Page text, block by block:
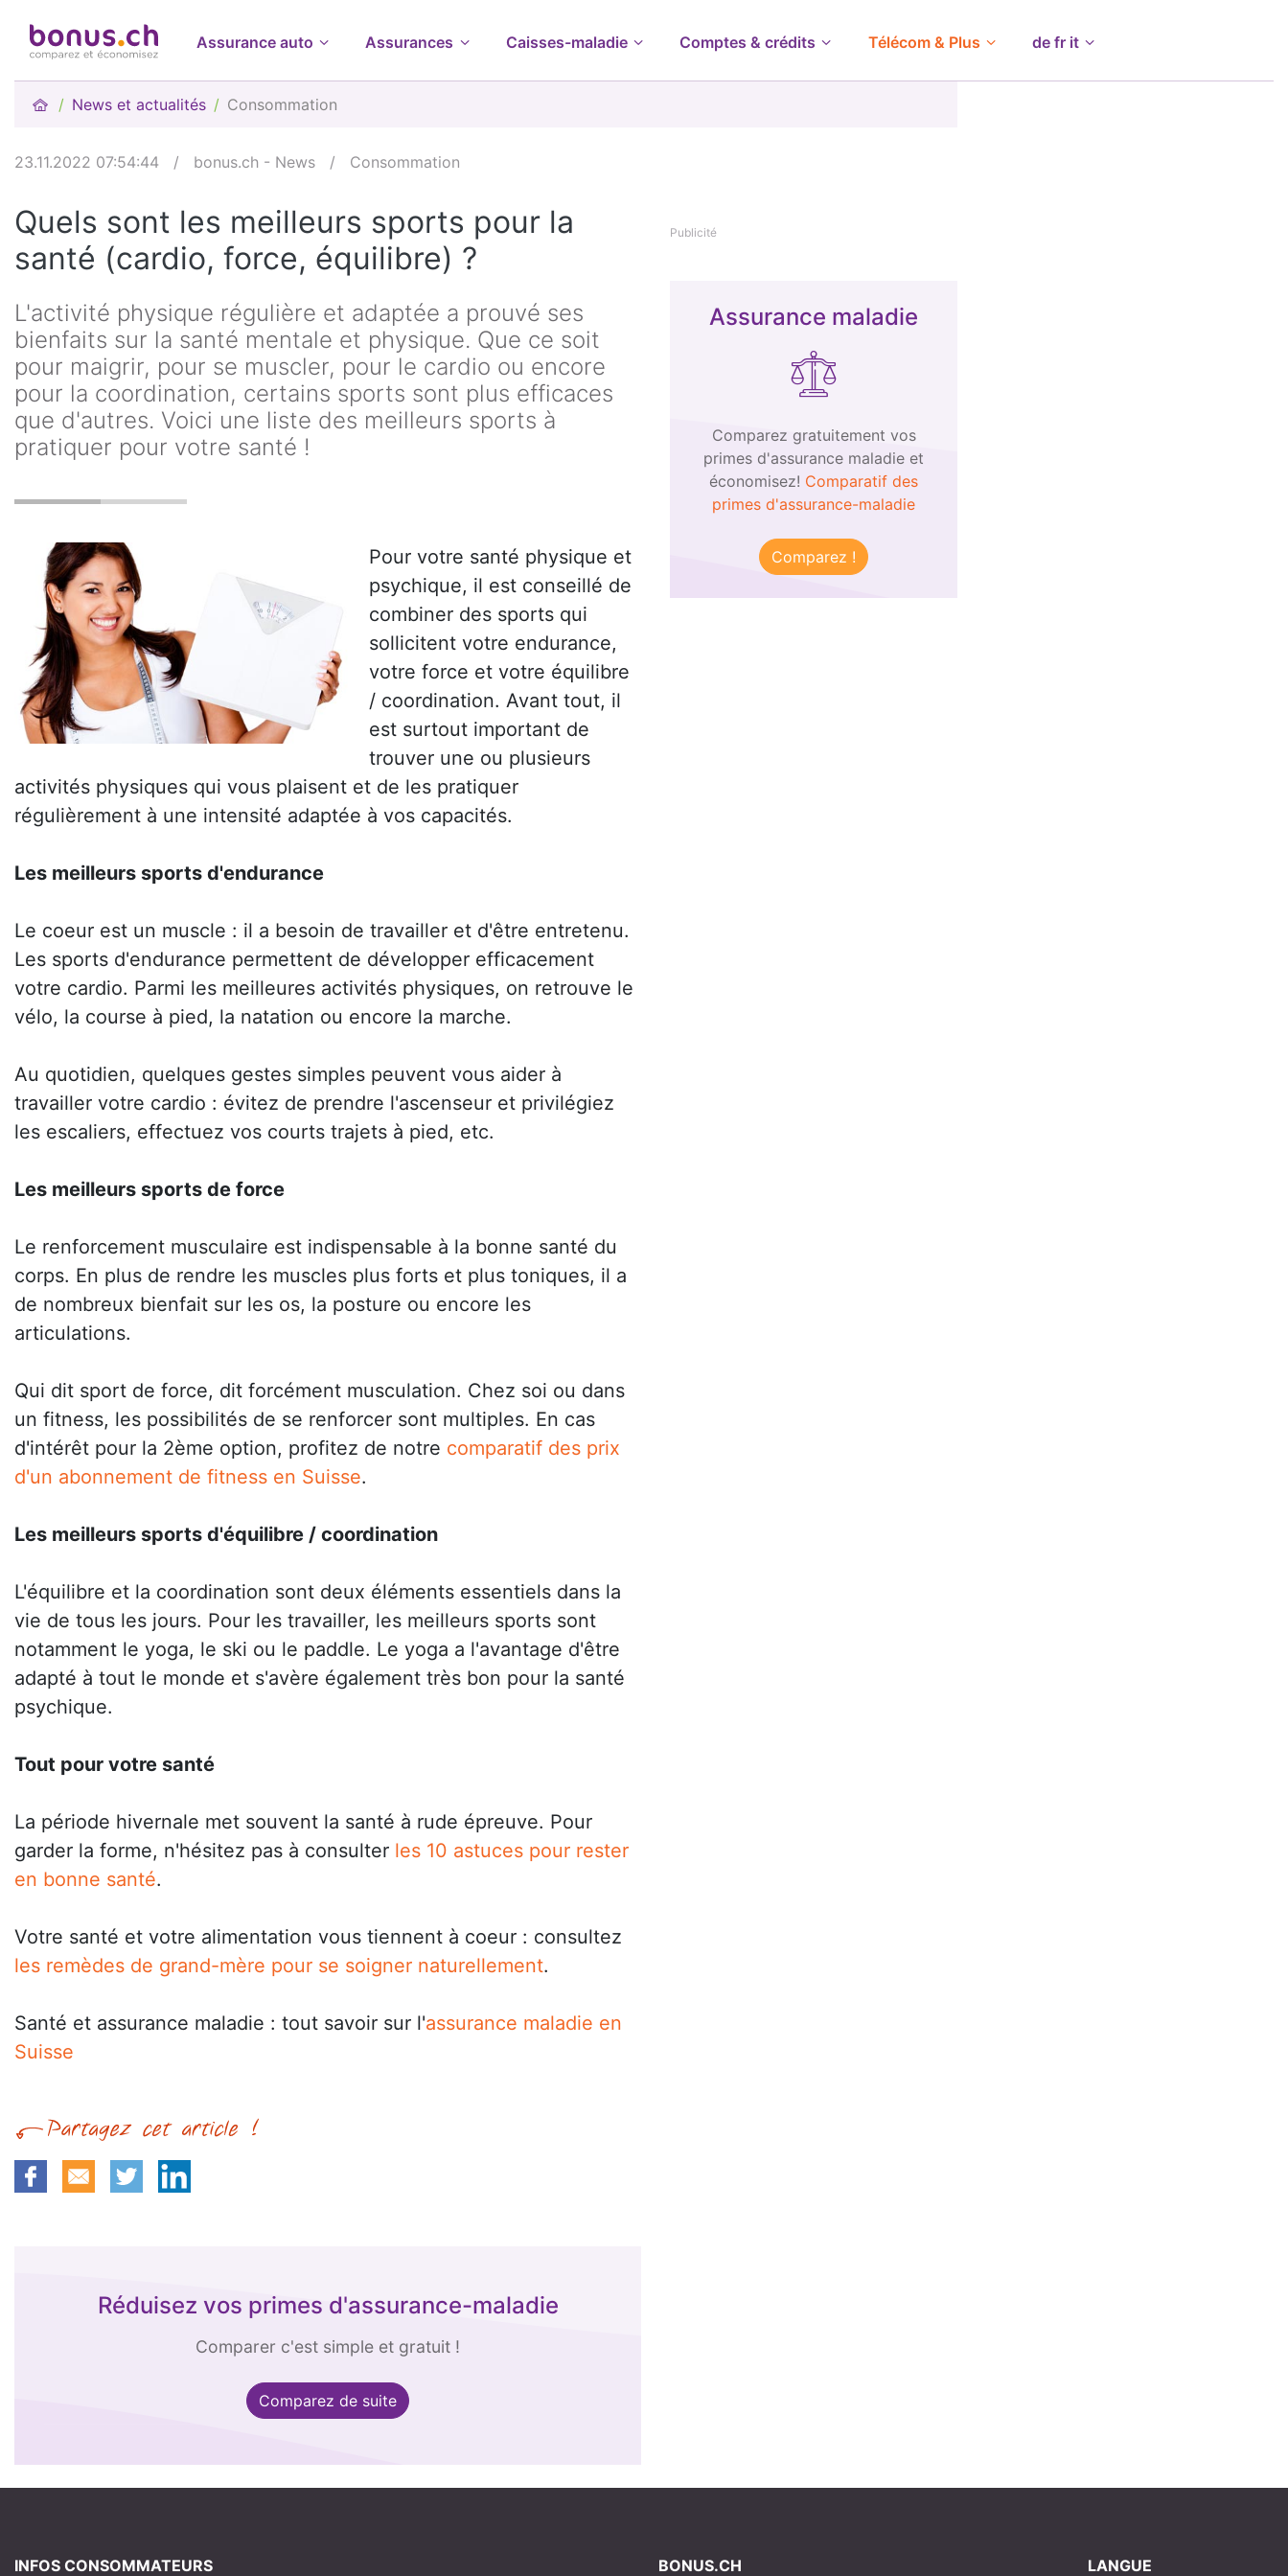
Assurance auto Assurances Caisses-maladie Comptes & crédits Télécom & Plus de fr it
News et actualités Consommation
23.11.2022 07:54:44 / bonus.ch - News / Consommation
Quels sont les meilleurs sports pour la
santé (cardio, force, équilibre) ?
L'activité physique régulière et adaptée a prouvé ses
bienfaits sur la santé mentale et physique. Que ce soit
pour maigrir, pour se muscler, pour le cardio ou encore
pour la coordination, certains sports sont plus efficaces
que d'autres. Voici une liste des meilleurs sports à
pratiquer pour votre santé !
Pour votre santé physique et
psychique, il est conseillé de
combiner des sports qui
sollicitent votre endurance,
votre force et votre équilibre
/ coordination. Avant tout, il
est surtout important de
trouver une ou plusieurs
activités physiques qui vous plaisent et de les pratiquer
régulièrement à une intensité adaptée à vos capacités.
Les meilleurs sports d'endurance
Le coeur est un muscle : il a besoin de travailler et d'être entretenu.
Les sports d'endurance permettent de développer efficacement
votre cardio. Parmi les meilleures activités physiques, on retrouve le
vélo, la course à pied, la natation ou encore la marche.
Au quotidien, quelques gestes simples peuvent vous aider à
travailler votre cardio : évitez de prendre l'ascenseur et privilégiez
les escaliers, effectuez vos courts trajets à pied, etc.
Les meilleurs sports de force
Le renforcement musculaire est indispensable à la bonne santé du
corps. En plus de rendre les muscles plus forts et plus toniques, il a
de nombreux bienfait sur les os, la posture ou encore les
articulations.
Qui dit sport de force, dit forcément musculation. Chez soi ou dans
un fitness, les possibilités de se renforcer sont multiples. En cas
d'intérêt pour la 2ème option, profitez de notre comparatif des prix
d'un abonnement de fitness en Suisse.
Les meilleurs sports d'équilibre / coordination
L'équilibre et la coordination sont deux éléments essentiels dans la
vie de tous les jours. Pour les travailler, les meilleurs sports sont
notamment le yoga, le ski ou le paddle. Le yoga a l'avantage d'être
adapté à tout le monde et s'avère également très bon pour la santé
psychique.
Tout pour votre santé
La période hivernale met souvent la santé à rude épreuve. Pour
garder la forme, n'hésitez pas à consulter les 10 astuces pour rester
en bonne santé.
Votre santé et votre alimentation vous tiennent à coeur : consultez
les remèdes de grand-mère pour se soigner naturellement.
Santé et assurance maladie : tout savoir sur l'assurance maladie en
Suisse
Réduisez vos primes d'assurance-maladie
Comparer c'est simple et gratuit !
Comparez de suite
Publicité
Assurance maladie
Comparez gratuitement vos
primes d'assurance maladie et
économisez! Comparatif des
primes d'assurance-maladie
Comparez !
INFOS CONSOMMATEURS BONUS.CH LANGUE